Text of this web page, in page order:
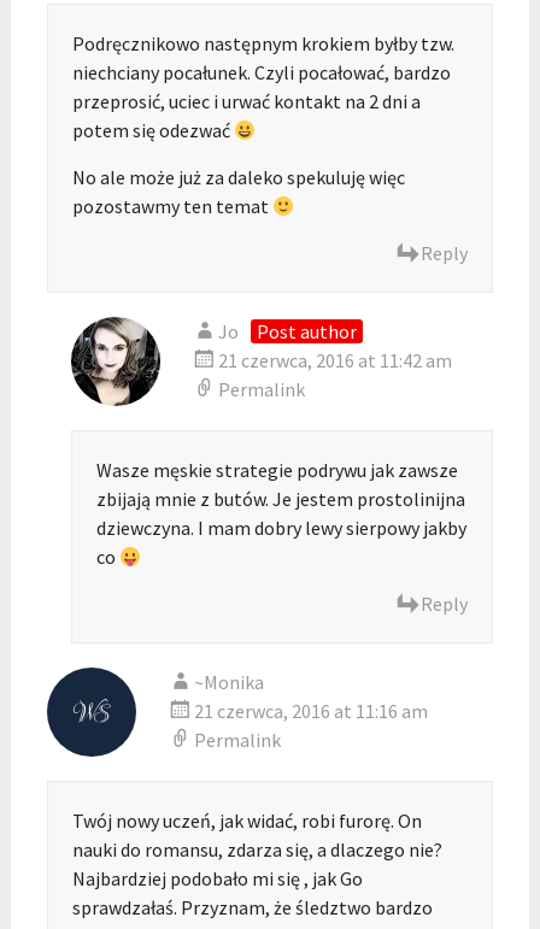
Podręcznikowo następnym krokiem byłby tzw.
niechciany pocałunek. Czyli pocałować, bardzo
przeprosić, uciec i urwać kontakt na 2 dni a
potem się odezwać
No ale może już za daleko spekuluję więc
pozostawmy ten temat
Reply
Jo
Post author
21 czerwca, 2016 at 11:42 am
Permalink
Wasze męskie strategie podrywu jak zawsze
zbijają mnie z butów. Je jestem prostolinijna
dziewczyna. I mam dobry lewy sierpowy jakby
co
Reply
~Monika
21 czerwca, 2016 at 11:16 am
Permalink
Twój nowy uczeń, jak widać, robi furorę. On
nauki do romansu, zdarza się, a dlaczego nie?
Najbardziej podobało mi się , jak Go
sprawdzałaś. Przyznam, że śledztwo bardzo